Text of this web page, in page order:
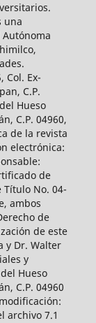
una
Col. Ex-
C.P.
Hueso
C.P. 04960,
de la revista
electrónica:
de
Título No. 04-
ambos
de
de este
y Dr. Walter
y
Hueso
C.P. 04960
archivo 7.1